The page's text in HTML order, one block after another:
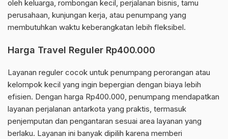
oleh keluarga, rombongan kecil, perjalanan bisnis, tamu
perusahaan, kunjungan kerja, atau penumpang yang
membutuhkan waktu keberangkatan lebih fleksibel.
Harga Travel Reguler Rp400.000
Layanan reguler cocok untuk penumpang perorangan atau
kelompok kecil yang ingin bepergian dengan biaya lebih
efisien. Dengan harga Rp400.000, penumpang mendapatkan
layanan perjalanan antarkota yang praktis, termasuk
penjemputan dan pengantaran sesuai area layanan yang
berlaku. Layanan ini banyak dipilih karena memberi